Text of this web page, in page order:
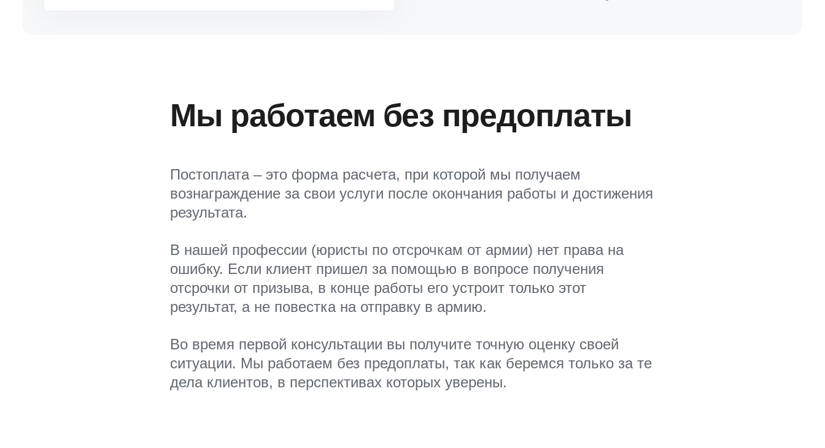
Мы работаем без предоплаты
Постоплата – это форма расчета, при которой мы получаем
вознаграждение за свои услуги после окончания работы и достижения
результата.
В нашей профессии (юристы по отсрочкам от армии) нет права на
ошибку. Если клиент пришел за помощью в вопросе получения
отсрочки от призыва, в конце работы его устроит только этот
результат, а не повестка на отправку в армию.
Во время первой консультации вы получите точную оценку своей
ситуации. Мы работаем без предоплаты, так как беремся только за те
дела клиентов, в перспективах которых уверены.